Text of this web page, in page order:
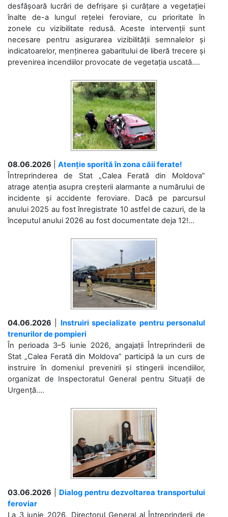
desfășoară lucrări de defrișare și curățare a vegetației
înalte de-a lungul rețelei feroviare, cu prioritate în
zonele cu vizibilitate redusă. Aceste intervenții sunt
necesare pentru asigurarea vizibilității semnalelor și
indicatoarelor, menținerea gabaritului de liberă trecere și
prevenirea incendiilor provocate de vegetația uscată....
08.06.2026
Atenție sporită în zona căii ferate!
Întreprinderea de Stat „Calea Ferată din Moldova”
atrage atenția asupra creșterii alarmante a numărului de
incidente și accidente feroviare. Dacă pe parcursul
anului 2025 au fost înregistrate 10 astfel de cazuri, de la
începutul anului 2026 au fost documentate deja 12!...
04.06.2026
Instruiri specializate pentru personalul
trenurilor de pompieri
În perioada 3–5 iunie 2026, angajații Întreprinderii de
Stat „Calea Ferată din Moldova” participă la un curs de
instruire în domeniul prevenirii și stingerii incendiilor,
organizat de Inspectoratul General pentru Situații de
Urgență....
03.06.2026
Dialog pentru dezvoltarea transportului
feroviar
La 3 iunie 2026, Directorul General al Întreprinderii de